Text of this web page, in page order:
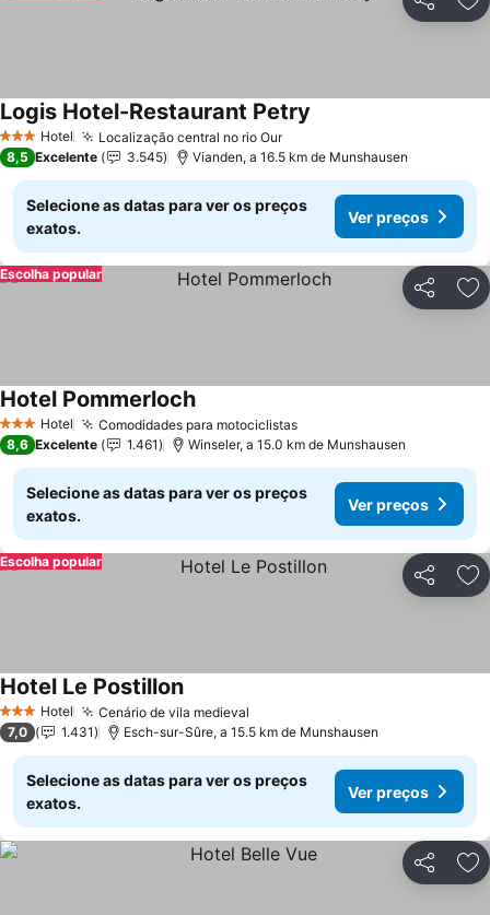
Partilhar
3 EstrelasHotel Localização central no rio Our
Logis Hotel-Restaurant Petry
8,5 Excelente 3.545 Vianden, a 16.5 km de Munshausen
Selecione as datas para ver os preços
exatos.
Ver preços
Partilhar
Escolha popular
3 EstrelasHotel Comodidades para motociclistas
Hotel Pommerloch
8,6 Excelente 1.461 Winseler, a 15.0 km de Munshausen
Selecione as datas para ver os preços
exatos.
Ver preços
Partilhar
Escolha popular
3 EstrelasHotel Cenário de vila medieval
Hotel Le Postillon
7,0 1.431 Esch-sur-Sûre, a 15.5 km de Munshausen
Selecione as datas para ver os preços
exatos.
Ver preços
Partilhar